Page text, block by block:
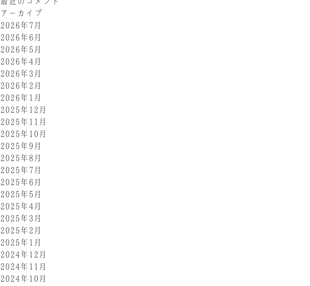
アーカイブ
2026年7月
2026年6月
2026年5月
2026年4月
2026年3月
2026年2月
2026年1月
2025年12月
2025年11月
2025年10月
2025年9月
2025年8月
2025年7月
2025年6月
2025年5月
2025年4月
2025年3月
2025年2月
2025年1月
2024年12月
2024年11月
2024年10月